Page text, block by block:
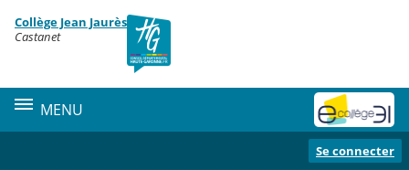
Menu de la rubrique
Contenu
Collège Jean Jaurès
Castanet
MENU
Se connecter